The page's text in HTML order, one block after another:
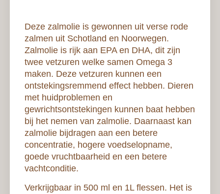
Deze zalmolie is gewonnen uit verse rode
zalmen uit Schotland en Noorwegen.
Zalmolie is rijk aan EPA en DHA, dit zijn
twee vetzuren welke samen Omega 3
maken. Deze vetzuren kunnen een
ontstekingsremmend effect hebben. Dieren
met huidproblemen en
gewrichtsontstekingen kunnen baat hebben
bij het nemen van zalmolie. Daarnaast kan
zalmolie bijdragen aan een betere
concentratie, hogere voedselopname,
goede vruchtbaarheid en een betere
vachtconditie.
Verkrijgbaar in 500 ml en 1L flessen. Het is